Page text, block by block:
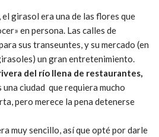
girasol era una de las flores que
en persona. Las calles de
sus transeuntes, y su mercado (en
un gran entretenimiento.
del río llena de restaurantes,
una ciudad que requiera mucho
pero merece la pena detenerse
muy sencillo, así que opté por darle